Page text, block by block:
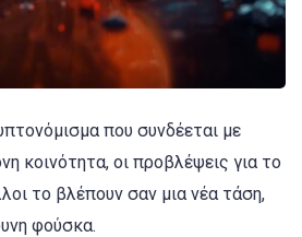
που συνδέεται με
κοινότητα, οι προβλέψεις για το
το βλέπουν σαν μια νέα τάση,
φούσκα.